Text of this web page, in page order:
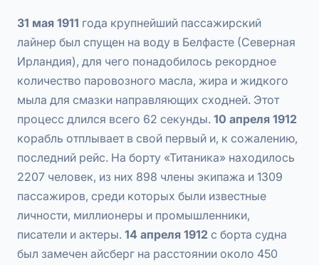
31 мая 1911 года крупнейший пассажирский
лайнер был спущен на воду в Белфасте (Северная
Ирландия), для чего понадобилось рекордное
количество паровозного масла, жира и жидкого
мыла для смазки направляющих сходней. Этот
процесс длился всего 62 секунды. 10 апреля 1912
корабль отплывает в свой первый и, к сожалению,
последний рейс. На борту «Титаника» находилось
2207 человек, из них 898 члены экипажа и 1309
пассажиров, среди которых были известные
личности, миллионеры и промышленники,
писатели и актеры. 14 апреля 1912 с борта судна
был замечен айсберг на расстоянии около 450